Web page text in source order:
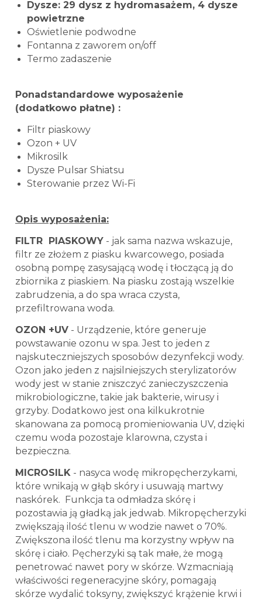
Dysze: 29 dysz z hydromasażem, 4 dysze
powietrzne
Oświetlenie podwodne
Fontanna z zaworem on/off
Termo zadaszenie
Ponadstandardowe wyposażenie
(dodatkowo płatne) :
Filtr piaskowy
Ozon + UV
Mikrosilk
Dysze Pulsar Shiatsu
Sterowanie przez Wi-Fi
Opis wyposażenia:
FILTR PIASKOWY - jak sama nazwa wskazuje,
filtr ze złożem z piasku kwarcowego, posiada
osobną pompę zasysającą wodę i tłoczącą ją do
zbiornika z piaskiem. Na piasku zostają wszelkie
zabrudzenia, a do spa wraca czysta,
przefiltrowana woda.
OZON +UV - Urządzenie, które generuje
powstawanie ozonu w spa. Jest to jeden z
najskuteczniejszych sposobów dezynfekcji wody.
Ozon jako jeden z najsilniejszych sterylizatorów
wody jest w stanie zniszczyć zanieczyszczenia
mikrobiologiczne, takie jak bakterie, wirusy i
grzyby. Dodatkowo jest ona kilkukrotnie
skanowana za pomocą promieniowania UV, dzięki
czemu woda pozostaje klarowna, czysta i
bezpieczna.
MICROSILK - nasyca wodę mikropęcherzykami,
które wnikają w głąb skóry i usuwają martwy
naskórek. Funkcja ta odmładza skórę i
pozostawia ją gładką jak jedwab. Mikropęcherzyki
zwiększają ilość tlenu w wodzie nawet o 70%.
Zwiększona ilość tlenu ma korzystny wpływ na
skórę i ciało. Pęcherzyki są tak małe, że mogą
penetrować nawet pory w skórze. Wzmacniają
właściwości regeneracyjne skóry, pomagają
skórze wydalić toksyny, zwiększyć krążenie krwi i